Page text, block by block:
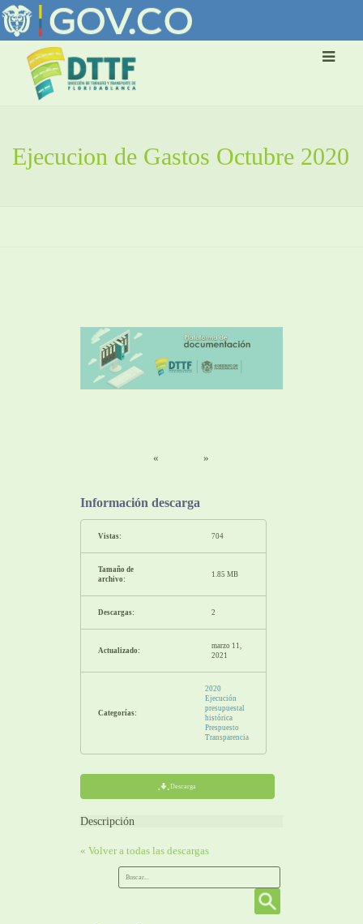
Ejecucion de Gastos Octubre 2020
« »
Información descarga
Vistas: 704
Tamaño de
archivo:
1.85 MB
Descargas: 2
Actualizado:
marzo 11,
2021
Categorías:
2020
Ejecución
presupuestal
histórica
Prespuesto
Transparencia
Descarga
Descripción
« Volver a todas las descargas